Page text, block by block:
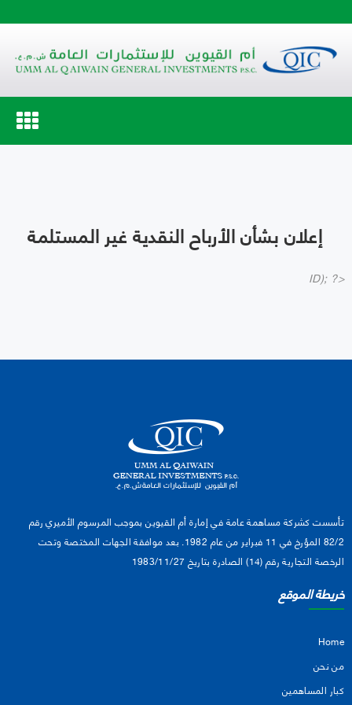
Toggle
navigation
إعلان بشأن الأرباح النقدية غير المستلمة
ID); ?>
تأسست كشركة مساهمة عامة في إمارة أم القيوين بموجب المرسوم الأميري رقم
82/2 المؤرخ في 11 فبراير من عام 1982. بعد موافقة الجهات المختصة وتحت
الرخصة التجارية رقم (14) الصادرة بتاريخ 1983/11/27
خريطة الموقع
Home
من نحن
كبار المساهمين